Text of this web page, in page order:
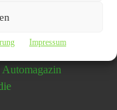
Impressum
verkaufen in
Automagazin